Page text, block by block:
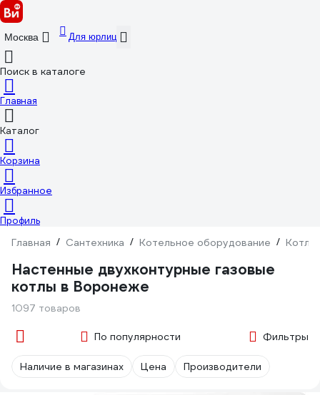
Москва Для юрлиц
Поиск в каталоге
Главная
Каталог
Корзина
Избранное
Профиль
Главная / Сантехника / Котельное оборудование / Котлы
Настенные двухконтурные газовые
котлы в Воронеже
1097 товаров
По популярности Фильтры
Наличие в магазинах Цена Производители